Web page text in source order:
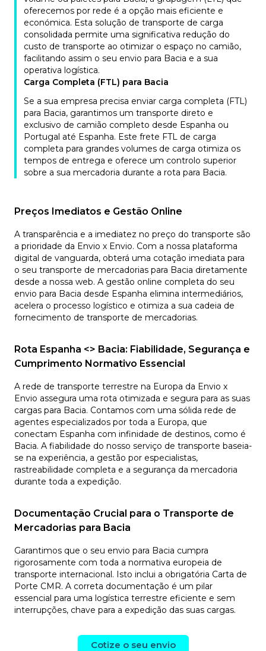
oferecemos por rede é a opção mais eficiente e
económica. Esta solução de transporte de carga
consolidada permite uma significativa redução do
custo de transporte ao otimizar o espaço no camião,
facilitando assim o seu envio para Bacia e a sua
operativa logística.
Carga Completa (FTL) para Bacia
Se a sua empresa precisa enviar carga completa (FTL)
para Bacia, garantimos um transporte direto e
exclusivo de camião completo desde Espanha ou
Portugal até Espanha. Este frete FTL de carga
completa para grandes volumes de carga otimiza os
tempos de entrega e oferece um controlo superior
sobre a sua mercadoria durante a rota para Bacia.
Preços Imediatos e Gestão Online
A transparência e a imediatez no preço do transporte são
a prioridade da Envio x Envio. Com a nossa plataforma
digital de vanguarda, obterá uma cotação imediata para
o seu transporte de mercadorias para Bacia diretamente
desde a nossa web. A gestão online completa do seu
envio para Bacia desde Espanha elimina intermediários,
acelera o processo logístico e otimiza a sua cadeia de
fornecimento de transporte de mercadorias.
Rota Espanha <> Bacia: Fiabilidade, Segurança e
Cumprimento Normativo Essencial
A rede de transporte terrestre na Europa da Envio x
Envio assegura uma rota otimizada e segura para as suas
cargas para Bacia. Contamos com uma sólida rede de
agentes especializados por toda a Europa, que
conectam Espanha com infinidade de destinos, como é
Bacia. A fiabilidade do nosso serviço de transporte baseia-
se na experiência, a gestão por especialistas,
rastreabilidade completa e a segurança da mercadoria
durante toda a expedição.
Documentação Crucial para o Transporte de
Mercadorias para Bacia
Garantimos que o seu envio para Bacia cumpra
rigorosamente com toda a normativa europeia de
transporte internacional. Isto inclui a obrigatória Carta de
Porte CMR. A correta documentação é um pilar
essencial para uma logística terrestre eficiente e sem
interrupções, chave para a expedição das suas cargas.
Cotize o seu envio